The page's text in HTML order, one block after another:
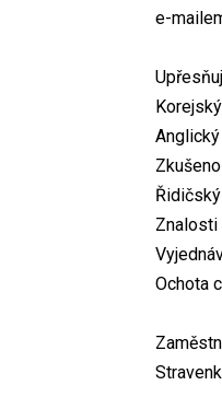
e-
Znalosti
Ochota